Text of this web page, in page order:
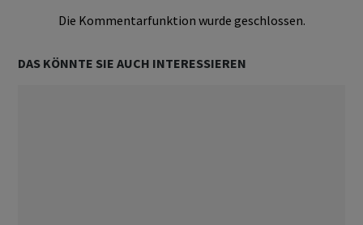
Die Kommentarfunktion wurde geschlossen.
DAS KÖNNTE SIE AUCH INTERESSIEREN